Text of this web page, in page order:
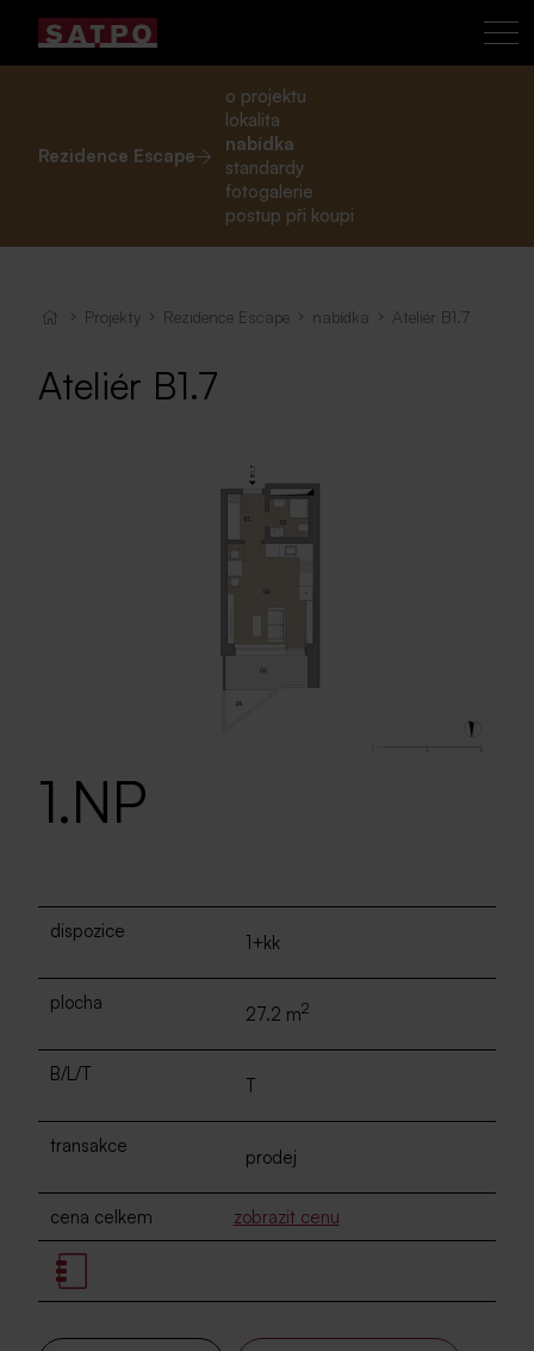
Rezidence Escape
o projektu
lokalita
nabídka
standardy
fotogalerie
postup při koupi
Projekty Rezidence Escape nabídka Ateliér B1.7
Ateliér B1.7
1.NP
dispozice
1+kk
plocha
27.2 m2
B/L/T
T
transakce
prodej
cena celkem zobrazit cenu